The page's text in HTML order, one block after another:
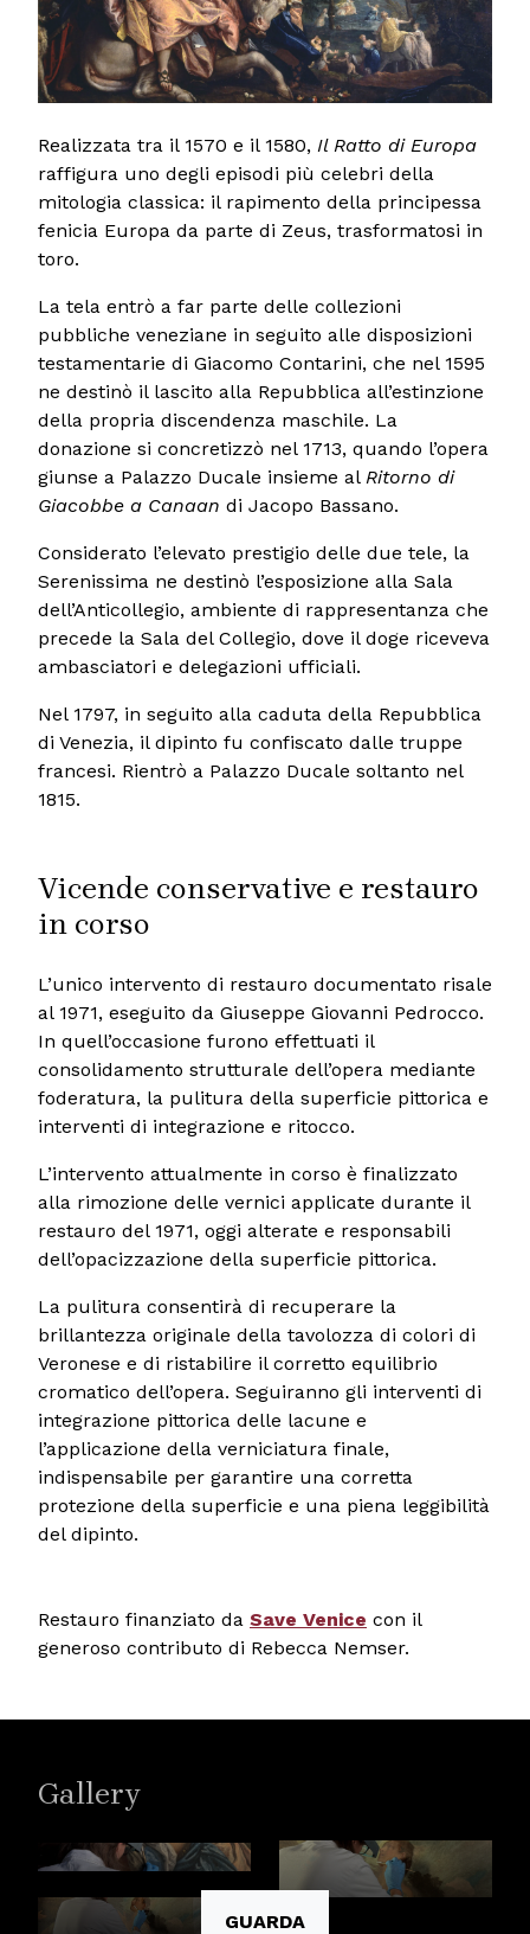
Realizzata tra il 1570 e il 1580, Il Ratto di Europa
raffigura uno degli episodi più celebri della
mitologia classica: il rapimento della principessa
fenicia Europa da parte di Zeus, trasformatosi in
toro.
La tela entrò a far parte delle collezioni
pubbliche veneziane in seguito alle disposizioni
testamentarie di Giacomo Contarini, che nel 1595
ne destinò il lascito alla Repubblica all’estinzione
della propria discendenza maschile. La
donazione si concretizzò nel 1713, quando l’opera
giunse a Palazzo Ducale insieme al Ritorno di
Giacobbe a Canaan di Jacopo Bassano.
Considerato l’elevato prestigio delle due tele, la
Serenissima ne destinò l’esposizione alla Sala
dell’Anticollegio, ambiente di rappresentanza che
precede la Sala del Collegio, dove il doge riceveva
ambasciatori e delegazioni ufficiali.
Nel 1797, in seguito alla caduta della Repubblica
di Venezia, il dipinto fu confiscato dalle truppe
francesi. Rientrò a Palazzo Ducale soltanto nel
1815.
Vicende conservative e restauro
in corso
L’unico intervento di restauro documentato risale
al 1971, eseguito da Giuseppe Giovanni Pedrocco.
In quell’occasione furono effettuati il
consolidamento strutturale dell’opera mediante
foderatura, la pulitura della superficie pittorica e
interventi di integrazione e ritocco.
L’intervento attualmente in corso è finalizzato
alla rimozione delle vernici applicate durante il
restauro del 1971, oggi alterate e responsabili
dell’opacizzazione della superficie pittorica.
La pulitura consentirà di recuperare la
brillantezza originale della tavolozza di colori di
Veronese e di ristabilire il corretto equilibrio
cromatico dell’opera. Seguiranno gli interventi di
integrazione pittorica delle lacune e
l’applicazione della verniciatura finale,
indispensabile per garantire una corretta
protezione della superficie e una piena leggibilità
del dipinto.
Restauro finanziato da Save Venice con il
generoso contributo di Rebecca Nemser.
Gallery
GUARDA